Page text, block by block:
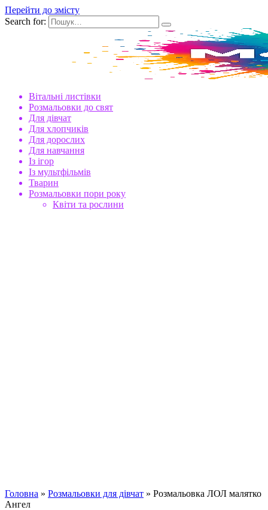
Перейти до змісту
Search for:
Вітальні листівки
Розмальовки до свят
Для дівчат
Для хлопчиків
Для дорослих
Для навчання
Із ігор
Із мультфільмів
Тварин
Розмальовки пори року
Квіти та рослини
Головна » Розмальовки для дівчат » Розмальовка ЛОЛ малятко
Ангел